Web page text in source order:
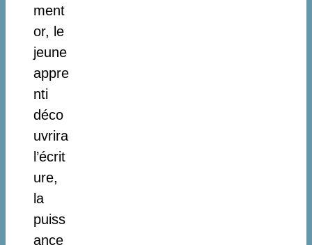
ment
or, le
jeune
appre
nti
déco
uvrira
l’écrit
ure,
la
puiss
ance